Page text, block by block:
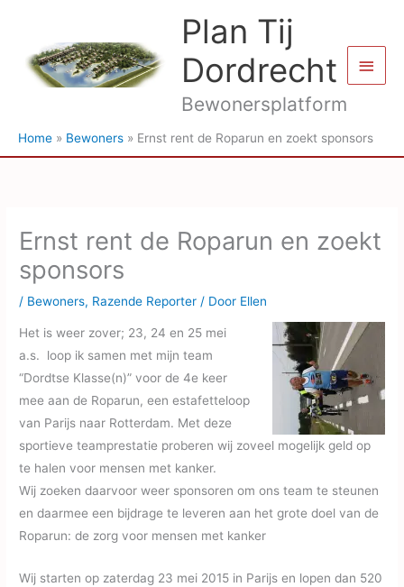
inhoud
Plan Tij
Dordrecht
Bewonersplatform
Home Bewoners Ernst rent de Roparun en zoekt sponsors
Ernst rent de Roparun en zoekt
sponsors
/ Bewoners, Razende Reporter / Door Ellen
Het is weer zover; 23, 24 en 25 mei
a.s. loop ik samen met mijn team
“Dordtse Klasse(n)” voor de 4e keer
mee aan de Roparun, een estafetteloop
van Parijs naar Rotterdam. Met deze
sportieve teamprestatie proberen wij zoveel mogelijk geld op
te halen voor mensen met kanker.
Wij zoeken daarvoor weer sponsoren om ons team te steunen
en daarmee een bijdrage te leveren aan het grote doel van de
Roparun: de zorg voor mensen met kanker
Wij starten op zaterdag 23 mei 2015 in Parijs en lopen dan 520